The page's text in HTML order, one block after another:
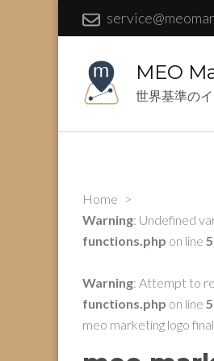
MEO
世界基準の
Home >
Warning: Undefined
functions.php on line
Warning: Attempt to
functions.php on line
meo marketing logo